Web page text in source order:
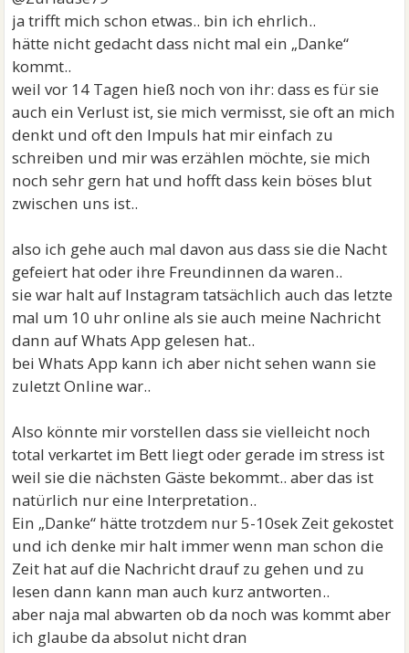
ja trifft mich schon etwas.. bin ich ehrlich..
hätte nicht gedacht dass nicht mal ein „Danke“
kommt..
weil vor 14 Tagen hieß noch von ihr: dass es für sie
auch ein Verlust ist, sie mich vermisst, sie oft an mich
denkt und oft den Impuls hat mir einfach zu
schreiben und mir was erzählen möchte, sie mich
noch sehr gern hat und hofft dass kein böses blut
zwischen uns ist..
also ich gehe auch mal davon aus dass sie die Nacht
gefeiert hat oder ihre Freundinnen da waren..
sie war halt auf Instagram tatsächlich auch das letzte
mal um 10 uhr online als sie auch meine Nachricht
dann auf Whats App gelesen hat..
bei Whats App kann ich aber nicht sehen wann sie
zuletzt Online war..
Also könnte mir vorstellen dass sie vielleicht noch
total verkartet im Bett liegt oder gerade im stress ist
weil sie die nächsten Gäste bekommt.. aber das ist
natürlich nur eine Interpretation..
Ein „Danke“ hätte trotzdem nur 5-10sek Zeit gekostet
und ich denke mir halt immer wenn man schon die
Zeit hat auf die Nachricht drauf zu gehen und zu
lesen dann kann man auch kurz antworten..
aber naja mal abwarten ob da noch was kommt aber
ich glaube da absolut nicht dran